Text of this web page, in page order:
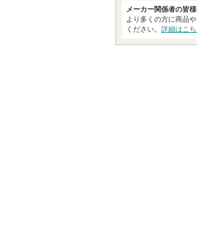
メーカー関係者の皆
より多くの方に商品
ください。 詳細はこち